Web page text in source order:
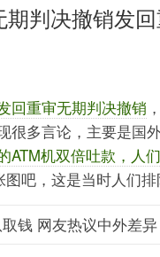
判决撤销发
回重审无期判决撤销
很多言论，主要是国
ATM机双倍吐款，人
吧，这是当时人们